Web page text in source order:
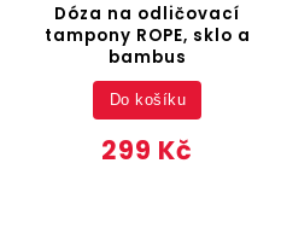
Dóza na odličovací
tampony ROPE, sklo a
bambus
299 Kč
Do košíku